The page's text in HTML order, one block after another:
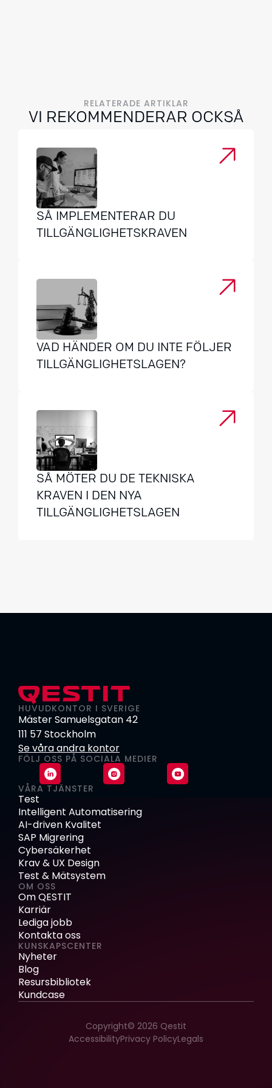
RELATERADE ARTIKLAR
VI REKOMMENDERAR OCKSÅ
SÅ IMPLEMENTERAR DU
TILLGÄNGLIGHETSKRAVEN
VAD HÄNDER OM DU INTE FÖLJER
TILLGÄNGLIGHETSLAGEN?
SÅ MÖTER DU DE TEKNISKA
KRAVEN I DEN NYA
TILLGÄNGLIGHETSLAGEN
HUVUDKONTOR I SVERIGE
Mäster Samuelsgatan 42
111 57 Stockholm
Se våra andra kontor
FÖLJ OSS PÅ SOCIALA MEDIER
VÅRA TJÄNSTER
Test
Intelligent Automatisering
AI-driven Kvalitet
SAP Migrering
Cybersäkerhet
Krav & UX Design
Test & Mätsystem
OM OSS
Om QESTIT
Karriär
Lediga jobb
Kontakta oss
KUNSKAPSCENTER
Nyheter
Blog
Resursbibliotek
Kundcase
Copyright© 2026 Qestit
AccessibilityPrivacy PolicyLegals